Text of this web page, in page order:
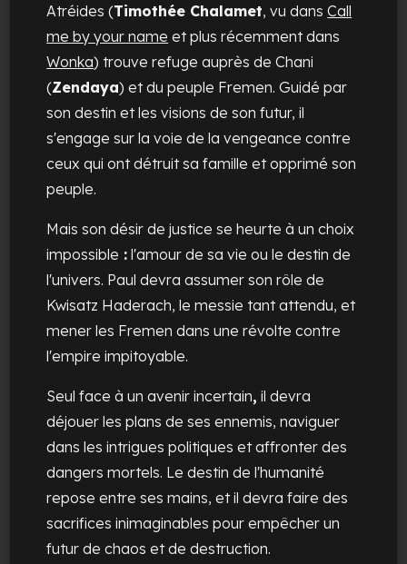
Atréides (Timothée Chalamet, vu dansCall
me by your name et plus récemment dans
Wonka) trouve refuge auprès de Chani
(Zendaya) et du peuple Fremen. Guidé par
son destin et les visions de son futur, il
s'engage sur la voie de la vengeance contre
ceux qui ont détruit sa famille et opprimé son
peuple.
Mais son désir de justice se heurte à un choix
impossible : l'amour de sa vie ou le destin de
l'univers. Paul devra assumer son rôle de
Kwisatz Haderach, le messie tant attendu, et
mener les Fremen dans une révolte contre
l'empire impitoyable.
Seul face à un avenir incertain, il devra
déjouer les plans de ses ennemis, naviguer
dans les intrigues politiques et affronter des
dangers mortels. Le destin de l'humanité
repose entre ses mains, et il devra faire des
sacrifices inimaginables pour empêcher un
futur de chaos et de destruction.